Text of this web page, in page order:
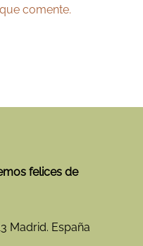
comente.
felices de
Madrid. España